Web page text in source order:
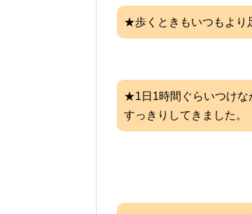
★歩くときもいつもより
★1日1時間ぐらいつけな
すっきりしてきました。